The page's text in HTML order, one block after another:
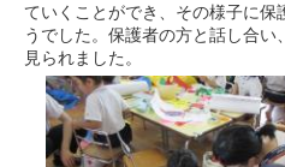
ていくことができ、その様子に保
うでした。保護者の方と話し合
見られました。